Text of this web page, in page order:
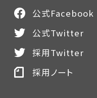
公式Facebook
公式Twitter
採用Twitter
採用ノート